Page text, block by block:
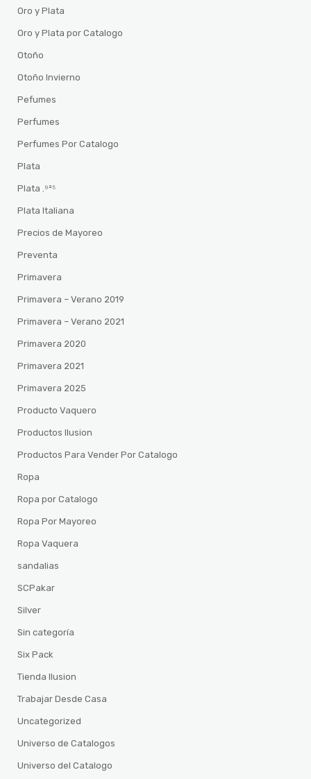
Oro y Plata
Oro y Plata por Catalogo
Otoño
Otoño Invierno
Pefumes
Perfumes
Perfumes Por Catalogo
Plata
Plata .⁹²⁵
Plata Italiana
Precios de Mayoreo
Preventa
Primavera
Primavera – Verano 2019
Primavera – Verano 2021
Primavera 2020
Primavera 2021
Primavera 2025
Producto Vaquero
Productos Ilusion
Productos Para Vender Por Catalogo
Ropa
Ropa por Catalogo
Ropa Por Mayoreo
Ropa Vaquera
sandalias
SCPakar
Silver
Sin categoría
Six Pack
Tienda Ilusion
Trabajar Desde Casa
Uncategorized
Universo de Catalogos
Universo del Catalogo